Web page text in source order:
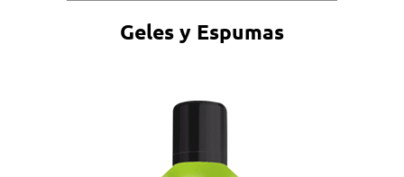
Geles y Espumas